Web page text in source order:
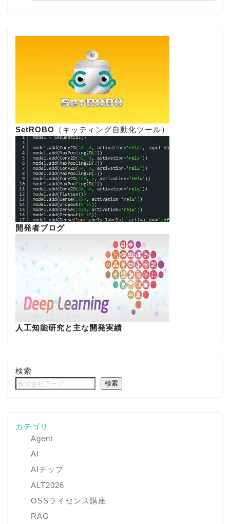
SetROBO （キッティング自動化ツール）
開発者ブログ
人工知能研究と主な開発実績
検索
検索
カテゴリ
Agent
AI
AIチップ
ALT2026
OSSライセンス講座
RAG